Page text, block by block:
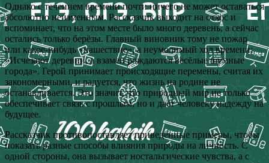
Однако с течением времени почти ничего не может оставаться
абсолютно неизменным. Рассказчик выходит на откос и
вспоминает, что на этом месте было много деревень, а сейчас
остались только берёзы. Главный виновник тому не пожар
или какое-нибудь «нашествие», а неумолимый ход времени:
«Исчезают деревни, а взамен рождаются весёлые шумные
города». Герой принимает происходящие перемены, считая их
закономерными, и радуется, что жизнь на родине не
останавливается. Это значит, что природный мир не только
обеспечивает связь с прошлым, но и даёт человеку надежду на
будущее.
Рассказчик противопоставляет приведённые примеры, чтобы
показать разные способы влияния природы на личность. С
одной стороны, она вызывает ностальгические чувства, а с